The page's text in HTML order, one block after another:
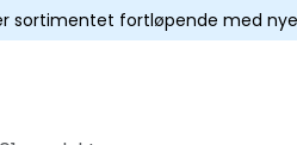
sortimentet fortløpende med nye